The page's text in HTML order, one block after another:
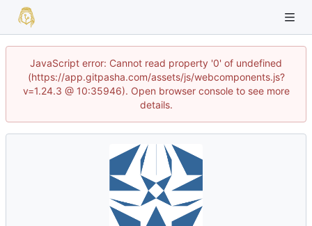
JavaScript error: Cannot read property '0' of undefined
(https://app.gitpasha.com/assets/js/webcomponents.js?
v=1.24.3 @ 10:35946). Open browser console to see more
details.